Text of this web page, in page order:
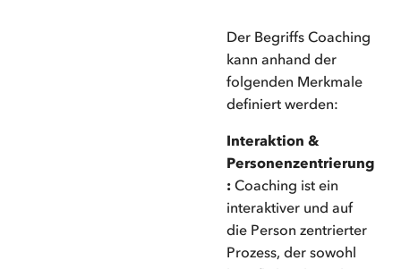
Der Begriffs Coaching
kann anhand der
folgenden Merkmale
definiert werden:
Interaktion &
Personenzentrierung
: Coaching ist ein
interaktiver und auf
die Person zentrierter
Prozess, der sowohl